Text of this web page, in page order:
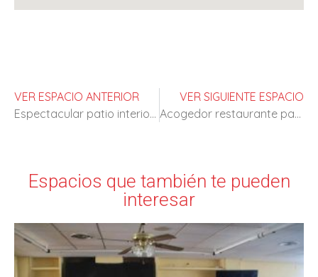
VER ESPACIO ANTERIOR
Espectacular patio interior con espejos
VER SIGUIENTE ESPACIO
Acogedor restaurante para eventos y rodajes
Espacios que también te pueden
interesar